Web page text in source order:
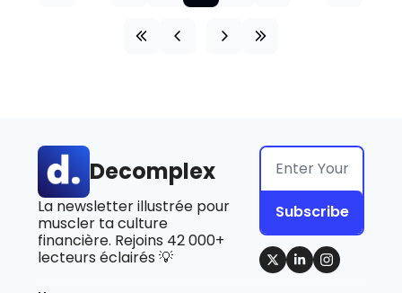
Decomplex
La newsletter illustrée pour
muscler ta culture
financière. Rejoins 42 000+
lecteurs éclairés 💡
Subscribe